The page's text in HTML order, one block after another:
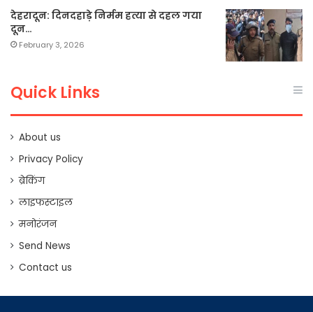
देहरादून: दिनदहाड़े निर्मम हत्या से दहल गया
दून…
February 3, 2026
Quick Links
About us
Privacy Policy
ब्रेकिंग
लाइफस्टाइल
मनोरंजन
Send News
Contact us